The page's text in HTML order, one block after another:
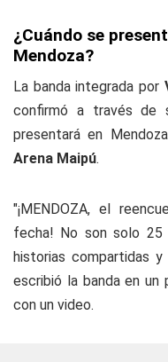
¿Cuándo se
Mendoza?
La banda integrada por
confirmó a través de
presentará en
Arena Maipú.
"¡MENDOZA, el
fecha! No son solo 25
historias compartidas
escribió la banda en un
con un video.